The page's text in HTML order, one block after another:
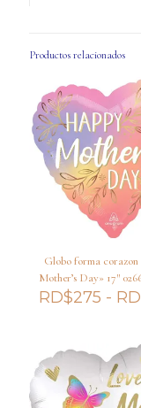
Productos relacionados
Globo forma
Mother’s Day» 17″
RD$275 -